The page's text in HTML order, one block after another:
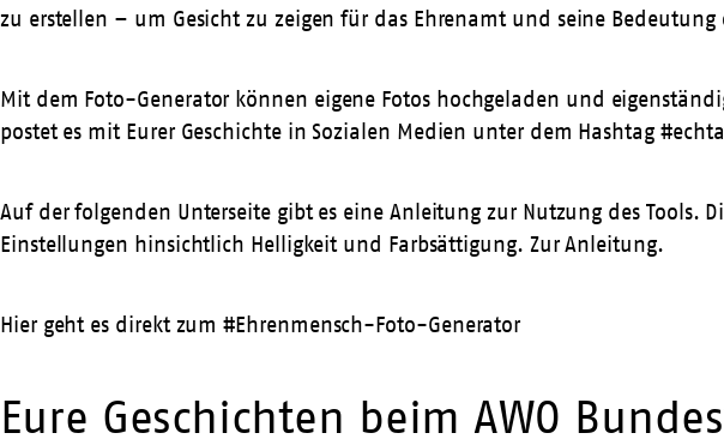
zu erstellen – um Gesicht zu zeigen für das Ehrenamt und seine
Mit dem Foto-Generator können eigene Fotos hochgeladen und
postet es mit Eurer Geschichte in Sozialen Medien unter dem Hashtag
Auf der folgenden Unterseite gibt es eine Anleitung zur Nutzung des Tools.
Einstellungen hinsichtlich Helligkeit und Farbsättigung. Zur Anleitung.
Hier geht es direkt zum #Ehrenmensch-Foto-Generator
Eure Geschichten beim AWO